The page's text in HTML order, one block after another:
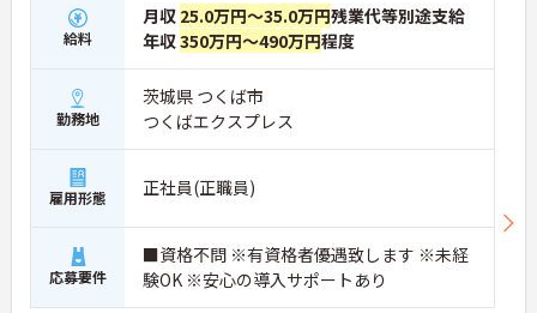
給料
月収 25.0万円～35.0万円残業代等別途支給
年収350万円～490万円程度
勤務地
茨城県 つくば市
つくばエクスプレス
雇用形態 正社員(正職員)
応募要件
■資格不問 ※有資格者優遇致します ※未経
験OK ※安心の導入サポートあり